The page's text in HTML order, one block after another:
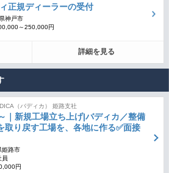
正規ディーラーの受付
神戸市
～250,000円
詳細を見る
（バディカ） 姫路支社
｜新規工場立ち上げ|バディカ／整備
取り戻す工場を、各地に作る✅面接
姫路市
員
円